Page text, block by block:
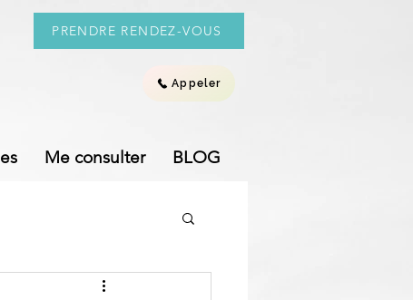
PRENDRE RENDEZ-VOUS
Appeler
Me consulter BLOG